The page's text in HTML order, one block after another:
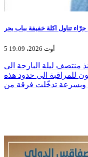
5 أوت 2026، 19:09
منذ منتصف ليلة البارحة الى
للمراقبة الى حدود هذه